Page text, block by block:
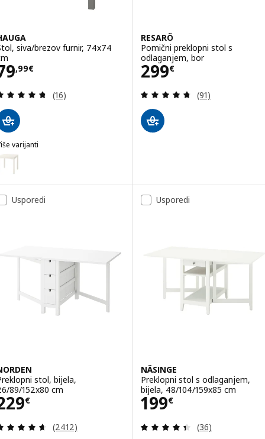
siva/brezov furnir, 74x74
,99€ 79,99€
Revizija: 4.7 od 5 zvjezdica. Ukupno recenzija:
(16)
varijanti
HAUGA, Stol, bijela/brezov furnir, 74x74 cm
RESARÖ
Pomični preklopni stol s
odlaganjem, bor
299€
Cijena 299€
Revizija: 4.7
(91)
Usporedi
stol, bijela,
89/152x80 cm
€ 229€
Revizija: 4.6 od 5 zvjezdica. Ukupno recenzija:
(2412)
Usporedi
NÄSINGE
Preklopni stol s odlaganjem,
bijela, 48/104/159x85 cm
199€
Cijena 199€
Revizija: 4.4
(36)